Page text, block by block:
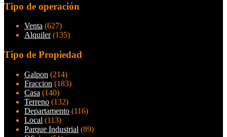
Tipo de operación
Venta (627)
Alquiler(135)
Tipo de Propiedad
Galpon (214)
Fraccion (183)
Casa (140)
Terreno (132)
Departamento (116)
Local (113)
Parque Industrial (89)